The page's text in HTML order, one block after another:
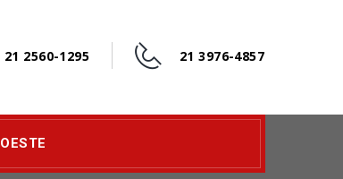
21 2560-1295 21 3976-4857
OESTE